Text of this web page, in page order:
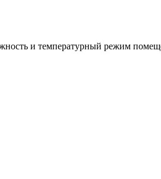
и температурный режим